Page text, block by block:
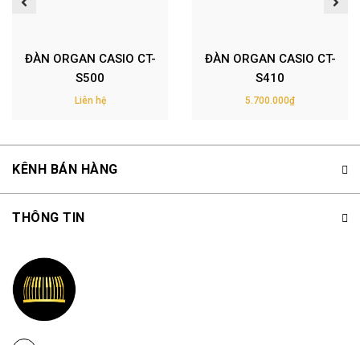
ĐÀN ORGAN CASIO CT-
S500
Liên hệ
ĐÀN ORGAN CASIO CT-
S410
5.700.000₫
KÊNH BÁN HÀNG
THÔNG TIN